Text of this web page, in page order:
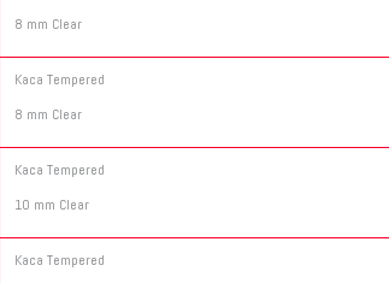
8 mm Clear
Kaca Tempered
8 mm Clear
Kaca Tempered
10 mm Clear
Kaca Tempered